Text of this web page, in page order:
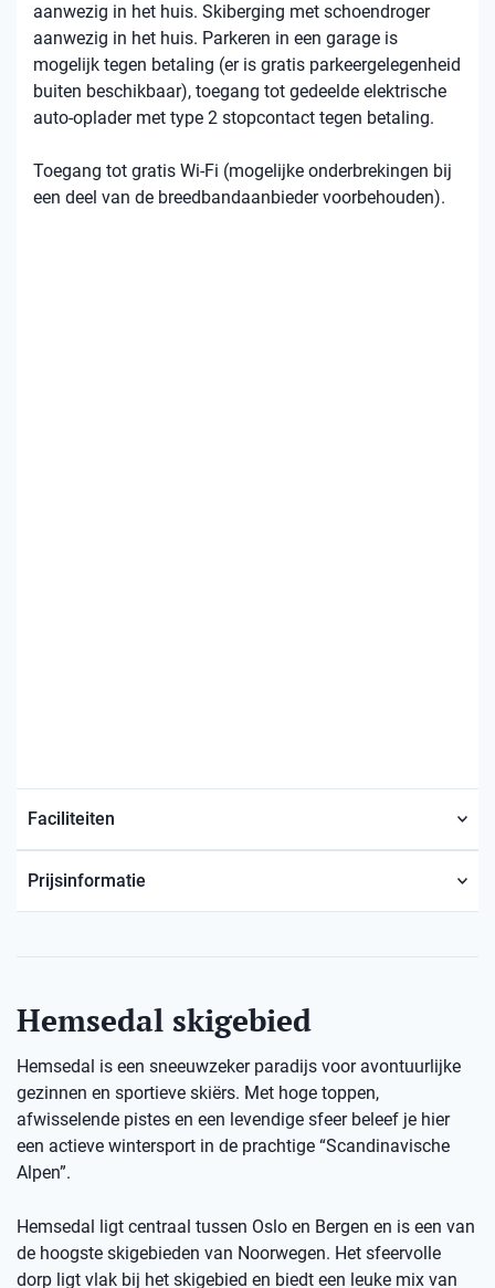
aanwezig in het huis. Skiberging met schoendroger
aanwezig in het huis. Parkeren in een garage is
mogelijk tegen betaling (er is gratis parkeergelegenheid
buiten beschikbaar), toegang tot gedeelde elektrische
auto-oplader met type 2 stopcontact tegen betaling.
Toegang tot gratis Wi-Fi (mogelijke onderbrekingen bij
een deel van de breedbandaanbieder voorbehouden).
Faciliteiten
Prijsinformatie
Hemsedal skigebied
Hemsedal is een sneeuwzeker paradijs voor avontuurlijke
gezinnen en sportieve skiërs. Met hoge toppen,
afwisselende pistes en een levendige sfeer beleef je hier
een actieve wintersport in de prachtige “Scandinavische
Alpen”.
Hemsedal ligt centraal tussen Oslo en Bergen en is een van
de hoogste skigebieden van Noorwegen. Het sfeervolle
dorp ligt vlak bij het skigebied en biedt een leuke mix van